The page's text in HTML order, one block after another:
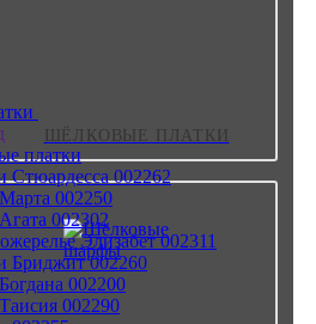
ШЁЛКОВЫЕ ПЛАТКИ
платки
Стюардесса 002262
002250
002302
Элизабет 002311
Бриджит 002260
002200
002290